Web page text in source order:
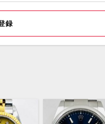
トック品です！
態や価格の相談等、お気軽にご質
録